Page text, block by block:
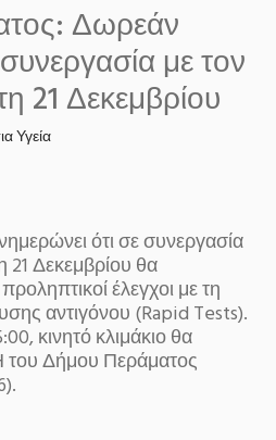
Δωρεάν
με τον
21 Δεκεμβρίου
Υγεία
ότι σε συνεργασία
21 Δεκεμβρίου θα
έλεγχοι με τη
αντιγόνου (Rapid Tests).
κινητό κλιμάκιο θα
του Δήμου Περάματος